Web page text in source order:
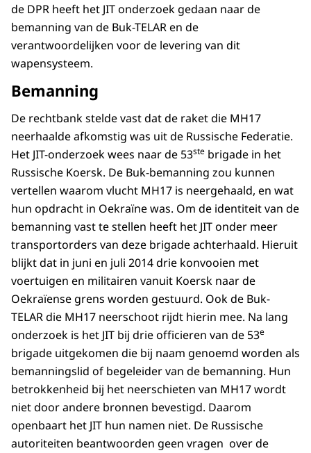
de DPR heeft het JIT onderzoek gedaan naar de
bemanning van de Buk-TELAR en de
verantwoordelijken voor de levering van dit
wapensysteem.
Bemanning
De rechtbank stelde vast dat de raket die MH17
neerhaalde afkomstig was uit de Russische Federatie.
Het JIT-onderzoek wees naar de 53ste brigade in het
Russische Koersk. De Buk-bemanning zou kunnen
vertellen waarom vlucht MH17 is neergehaald, en wat
hun opdracht in Oekraïne was. Om de identiteit van de
bemanning vast te stellen heeft het JIT onder meer
transportorders van deze brigade achterhaald. Hieruit
blijkt dat in juni en juli 2014 drie konvooien met
voertuigen en militairen vanuit Koersk naar de
Oekraïense grens worden gestuurd. Ook de Buk-
TELAR die MH17 neerschoot rijdt hierin mee. Na lang
onderzoek is het JIT bij drie officieren van de 53e
brigade uitgekomen die bij naam genoemd worden als
bemanningslid of begeleider van de bemanning. Hun
betrokkenheid bij het neerschieten van MH17 wordt
niet door andere bronnen bevestigd. Daarom
openbaart het JIT hun namen niet. De Russische
autoriteiten beantwoorden geen vragen over de